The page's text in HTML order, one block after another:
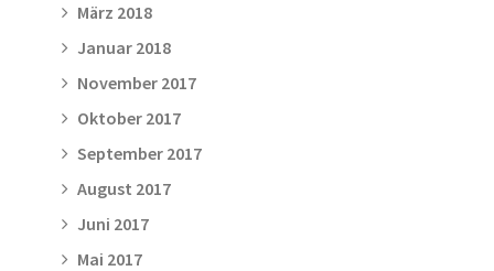
März 2018
Januar 2018
November 2017
Oktober 2017
September 2017
August 2017
Juni 2017
Mai 2017